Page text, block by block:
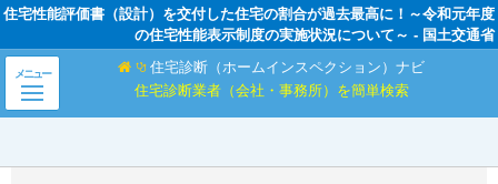
住宅性能評価書（設計）を交付した住宅の割合が過去最高に！～令和元年度
の住宅性能表示制度の実施状況について～ - 国土交通省
住宅診断（ホームインスペクション）ナビ
住宅診断業者（会社・事務所）を簡単検索
メニュー